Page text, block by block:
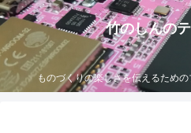
竹のしんの
ものづくりの楽しさを伝えるため